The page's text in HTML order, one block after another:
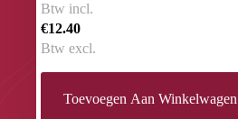
Btw incl.
€12.40
Btw excl.
Toevoegen Aan Winkelwagen